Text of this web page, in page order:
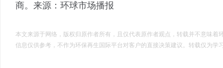
商。来源： 环球市场播报
本文来源于网络，版权归原作者所有，且仅代表原作者观点，转载并不意味
信息仅供参考，不作为环保再生国际平台对客户的直接决策建议。转载仅为